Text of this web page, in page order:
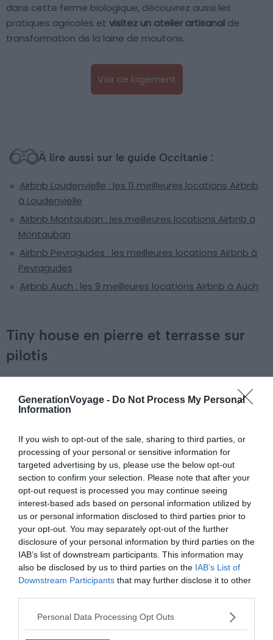
GenerationVoyage - Do Not Process My Personal
Information
If you wish to opt-out of the sale, sharing to third parties, or
processing of your personal or sensitive information for
targeted advertising by us, please use the below opt-out
section to confirm your selection. Please note that after your
opt-out request is processed you may continue seeing
interest-based ads based on personal information utilized by
us or personal information disclosed to third parties prior to
your opt-out. You may separately opt-out of the further
disclosure of your personal information by third parties on the
IAB’s list of downstream participants. This information may
also be disclosed by us to third parties on the IAB’s List of
Downstream Participants that may further disclose it to other
Personal Data Processing Opt Outs
dans cette ferme biologique, découvrez aussi les
pratiques agricoles et visitez un atelier artisanal de
transformation de la laine de moutons.
Voir ce logement
À lire aussi sur le guide Occitanie :
Airbnb Loudenvielle : les 11 meilleures locations Airbnb
à Loudenvielle
Airbnb Montauban : les meilleures locations Airbnb à
Montauban
Airbnb Peyragudes : les meilleures locations Airbnb à
Peyragudes
Airbnb Auch : les 9 meilleures locations Airbnb à Auch
Tiny house en pierre et terrasse sur
pilotis
📸Photos :Voir les photos